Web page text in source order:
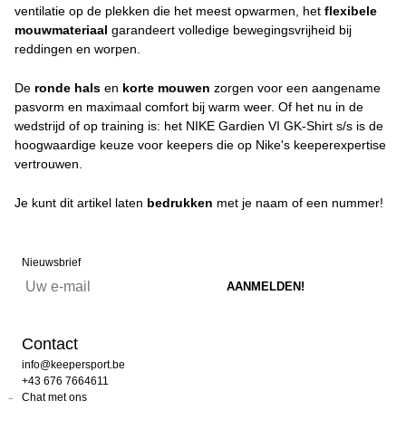
ventilatie op de plekken die het meest opwarmen, het flexibele
mouwmateriaal garandeert volledige bewegingsvrijheid bij
reddingen en worpen.
De ronde hals en korte mouwen zorgen voor een aangename
pasvorm en maximaal comfort bij warm weer. Of het nu in de
wedstrijd of op training is: het NIKE Gardien VI GK-Shirt s/s is de
hoogwaardige keuze voor keepers die op Nike's keeperexpertise
vertrouwen.
Je kunt dit artikel laten bedrukken met je naam of een nummer!
Nieuwsbrief
Contact
info@keepersport.be
+43 676 7664611
Chat met ons